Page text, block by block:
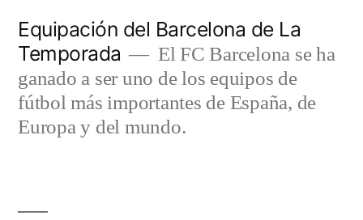
contenido
Equipación del Barcelona de La
Temporada
El FC Barcelona se ha
ganado a ser uno de los equipos de
fútbol más importantes de España, de
Europa y del mundo.